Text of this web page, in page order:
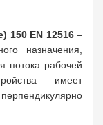
150 EN 12516–
назначения,
потока рабочей
имеет